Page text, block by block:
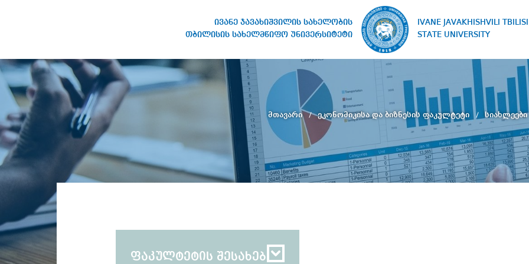
ივანე ჯავახიშვილის სახელობის
თბილისის სახელმწიფო უნივერსიტეტი
IVANE JAVAKHISHVILI TBILISI
STATE UNIVERSITY
სახელობის თბილისის
სახელმწიფო უნივერსიტეტი
მთავარი ეკონომიკისა და ბიზნესის ფაკულტეტი სიახლეები
ფაკულტეტის შესახებ